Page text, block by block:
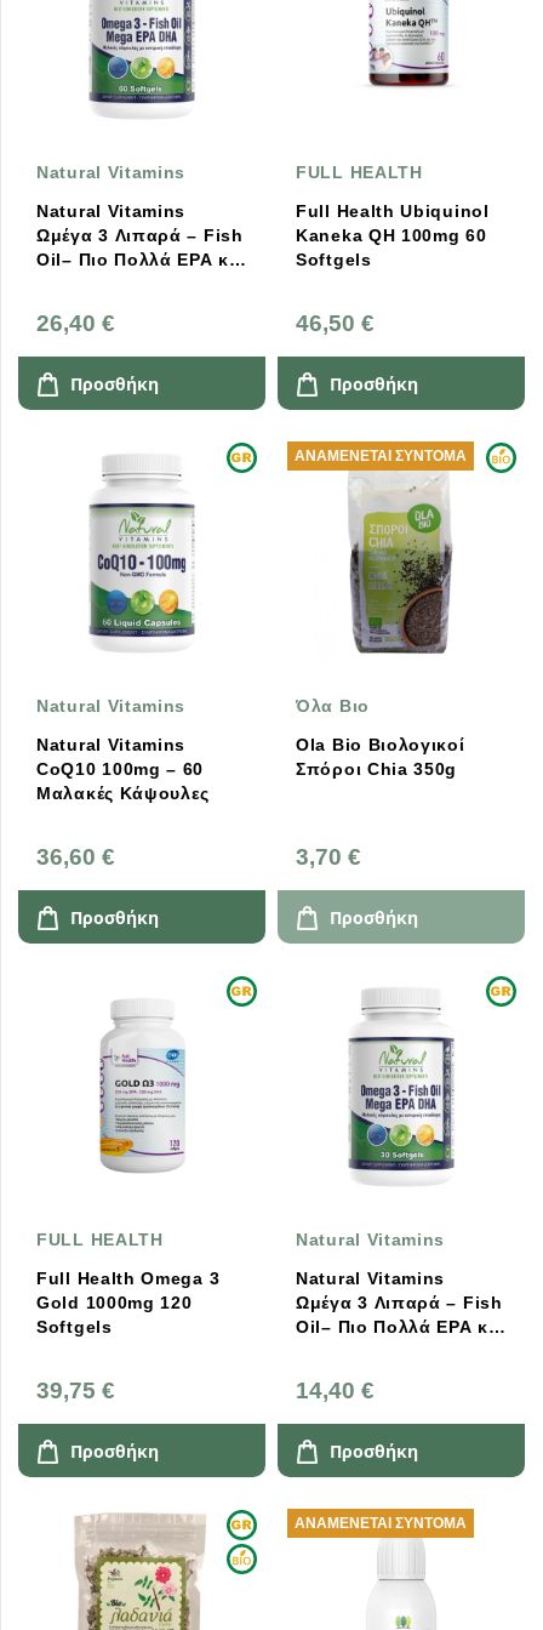
Natural Vitamins
Natural Vitamins
Ωμέγα 3 Λιπαρά – Fish
Oil– Πιο Πολλά EPA και
26,40 €
Προσθήκη
FULL HEALTH
Full Health Ubiquinol
Kaneka QH 100mg 60
Softgels
46,50 €
Προσθήκη
Natural Vitamins
Natural Vitamins
CoQ10 100mg – 60
Μαλακές Κάψουλες
36,60 €
Προσθήκη
Όλα Βιο
Ola Bio Βιολογικοί
Σπόροι Chia 350g
3,70 €
ΑΝΑΜΈΝΕΤΑΙ ΣΎΝΤΟΜΑ
Προσθήκη
FULL HEALTH
Full Health Omega 3
Gold 1000mg 120
Softgels
39,75 €
Προσθήκη
Natural Vitamins
Natural Vitamins
Ωμέγα 3 Λιπαρά – Fish
Oil– Πιο Πολλά EPA και
14,40 €
Προσθήκη
ΑΝΑΜΈΝΕΤΑΙ ΣΎΝΤΟΜΑ